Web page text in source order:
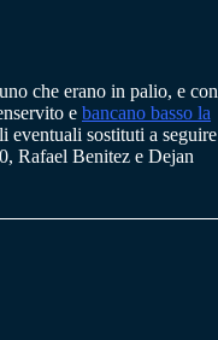
che erano in palio, e con
e bancano basso la
eventuali sostituti a seguire
Rafael Benitez e Dejan